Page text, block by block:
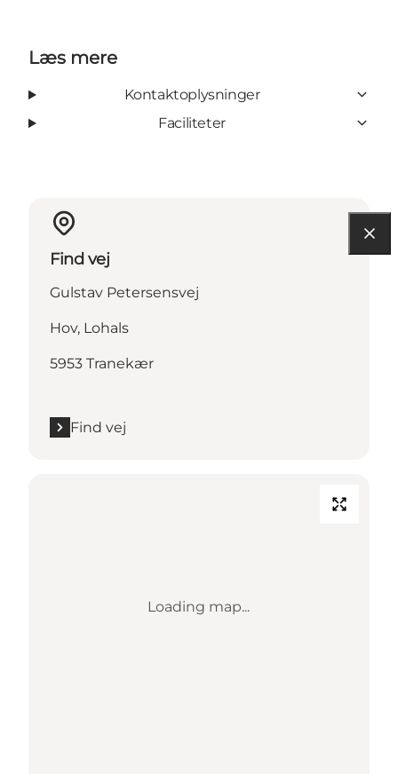
Læs mere
Kontaktoplysninger
Faciliteter
Find vej
Gulstav Petersensvej
Hov, Lohals
5953 Tranekær
Find vej
Loading map...